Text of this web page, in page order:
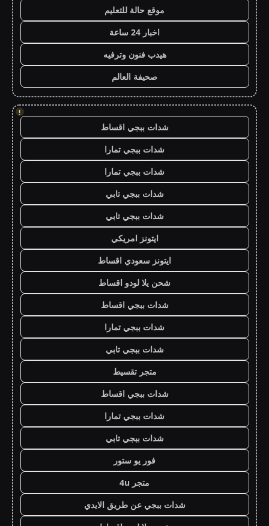
موقع حالة للتعليم
اخبار 24 ساعة
هيدب فنون وترفيه
صحيفة العالم
!
شدات ببجي اقساط
شدات ببجي تمارا
شدات ببجي تمارا
شدات ببجي تابي
شدات ببجي تابي
ايتونز امريكي
ايتونز سعودي اقساط
شحن يلا لودو اقساط
شدات ببجي اقساط
شدات ببجي تمارا
شدات ببجي تابي
متجر تقسيط
شدات ببجي اقساط
شدات ببجي تمارا
شدات ببجي تابي
فور يو ستور
متجر 4u
شدات ببجي عن طريق الايدي